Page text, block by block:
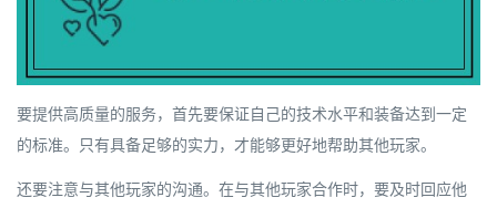
要提供高质量的服务，首先要保证自己的技术水平和装备达到一定
的标准。只有具备足够的实力，才能够更好地帮助其他玩家。
还要注意与其他玩家的沟通。在与其他玩家合作时，要及时回应他